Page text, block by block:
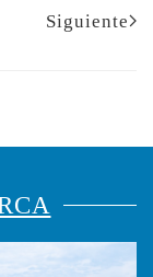
Siguiente